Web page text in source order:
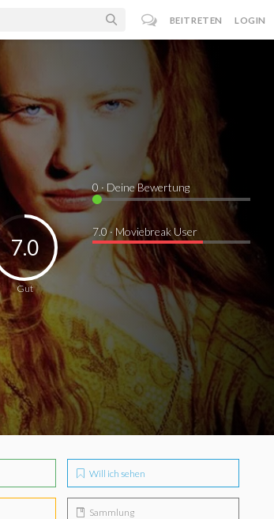
BEITRETEN LOGIN
Gut
7.0
0 · Deine Bewertung
7.0 · Moviebreak User
Will ich sehen
Sammlung